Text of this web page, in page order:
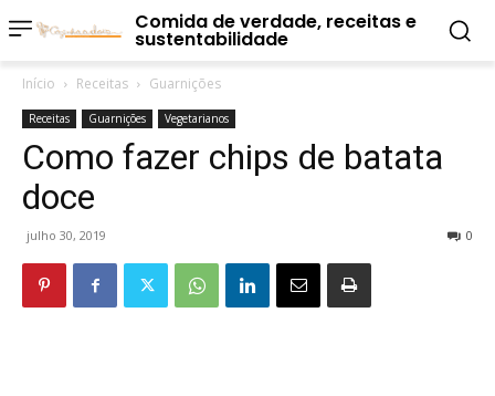
Comida de verdade, receitas e
sustentabilidade
Início Receitas Guarnições
Receitas Guarnições Vegetarianos
Como fazer chips de batata
doce
julho 30, 2019 0